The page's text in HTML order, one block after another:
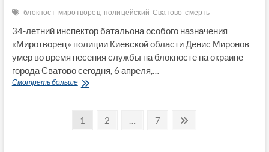
блокпост миротворец полицейский Сватово смерть
34-летний инспектор батальона особого назначения
«Миротворец» полиции Киевской области Денис Миронов
умер во время несения службы на блокпосте на окраине
города Сватово сегодня, 6 апреля,…
Смотреть большеНа
во
ПагинацияСтраница
1 Страница
2 … Страница
7